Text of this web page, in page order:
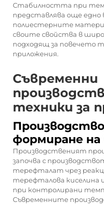
Стабилността при
представлява още
полиестерните
своите свойства в
подходящ за повечето
приложения.
Съвременни
техники за
формиране на
Производственият
започва с
терефталат чрез
терефталова
при контролирани
Съвременните